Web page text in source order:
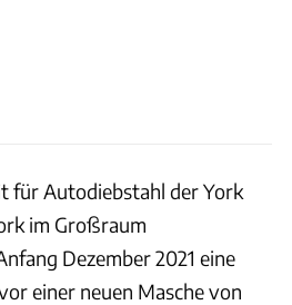
für Autodiebstahl der York
im Großraum
Dezember 2021 eine
einer neuen Masche von